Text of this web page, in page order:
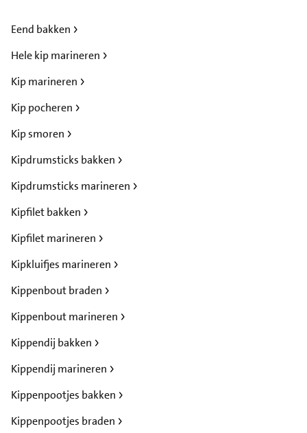
Eend bakken
Hele kip marineren
Kip marineren
Kip pocheren
Kip smoren
Kipdrumsticks bakken
Kipdrumsticks marineren
Kipfilet bakken
Kipfilet marineren
Kipkluifjes marineren
Kippenbout braden
Kippenbout marineren
Kippendij bakken
Kippendij marineren
Kippenpootjes bakken
Kippenpootjes braden